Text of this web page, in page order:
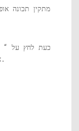
4. כעת לחץ על “
את המחשב שלך כדי לשמור את השינויים.